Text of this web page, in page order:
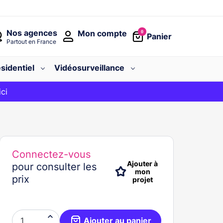
Nos agences
Partout en France
0
Panier
Mon compte
Vidéosurveillance
le code
Connectez-vous
pour consulter les
prix
Ajouter à
mon
projet
 Ajouter au panier